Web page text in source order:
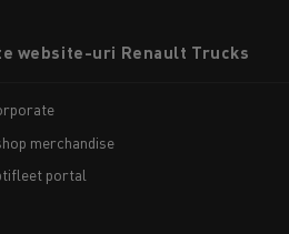
website-uri Renault Trucks
merchandise
portal